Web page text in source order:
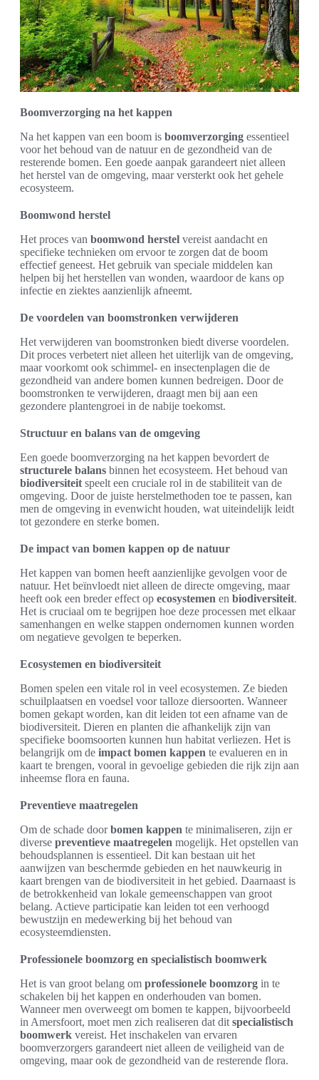
Boomverzorging na het kappen
Na het kappen van een boom is boomverzorging essentieel
voor het behoud van de natuur en de gezondheid van de
resterende bomen. Een goede aanpak garandeert niet alleen
het herstel van de omgeving, maar versterkt ook het gehele
ecosysteem.
Boomwond herstel
Het proces van boomwond herstel vereist aandacht en
specifieke technieken om ervoor te zorgen dat de boom
effectief geneest. Het gebruik van speciale middelen kan
helpen bij het herstellen van wonden, waardoor de kans op
infectie en ziektes aanzienlijk afneemt.
De voordelen van boomstronken verwijderen
Het verwijderen van boomstronken biedt diverse voordelen.
Dit proces verbetert niet alleen het uiterlijk van de omgeving,
maar voorkomt ook schimmel- en insectenplagen die de
gezondheid van andere bomen kunnen bedreigen. Door de
boomstronken te verwijderen, draagt men bij aan een
gezondere plantengroei in de nabije toekomst.
Structuur en balans van de omgeving
Een goede boomverzorging na het kappen bevordert de
structurele balans binnen het ecosysteem. Het behoud van
biodiversiteit speelt een cruciale rol in de stabiliteit van de
omgeving. Door de juiste herstelmethoden toe te passen, kan
men de omgeving in evenwicht houden, wat uiteindelijk leidt
tot gezondere en sterke bomen.
De impact van bomen kappen op de natuur
Het kappen van bomen heeft aanzienlijke gevolgen voor de
natuur. Het beïnvloedt niet alleen de directe omgeving, maar
heeft ook een breder effect op ecosystemen en biodiversiteit.
Het is cruciaal om te begrijpen hoe deze processen met elkaar
samenhangen en welke stappen ondernomen kunnen worden
om negatieve gevolgen te beperken.
Ecosystemen en biodiversiteit
Bomen spelen een vitale rol in veel ecosystemen. Ze bieden
schuilplaatsen en voedsel voor talloze diersoorten. Wanneer
bomen gekapt worden, kan dit leiden tot een afname van de
biodiversiteit. Dieren en planten die afhankelijk zijn van
specifieke boomsoorten kunnen hun habitat verliezen. Het is
belangrijk om de impact bomen kappen te evalueren en in
kaart te brengen, vooral in gevoelige gebieden die rijk zijn aan
inheemse flora en fauna.
Preventieve maatregelen
Om de schade doorbomen kappen te minimaliseren, zijn er
diverse preventieve maatregelen mogelijk. Het opstellen van
behoudsplannen is essentieel. Dit kan bestaan uit het
aanwijzen van beschermde gebieden en het nauwkeurig in
kaart brengen van de biodiversiteit in het gebied. Daarnaast is
de betrokkenheid van lokale gemeenschappen van groot
belang. Actieve participatie kan leiden tot een verhoogd
bewustzijn en medewerking bij het behoud van
ecosysteemdiensten.
Professionele boomzorg en specialistisch boomwerk
Het is van groot belang om professionele boomzorg in te
schakelen bij het kappen en onderhouden van bomen.
Wanneer men overweegt om bomen te kappen, bijvoorbeeld
in Amersfoort, moet men zich realiseren dat dit specialistisch
boomwerk vereist. Het inschakelen van ervaren
boomverzorgers garandeert niet alleen de veiligheid van de
omgeving, maar ook de gezondheid van de resterende flora.